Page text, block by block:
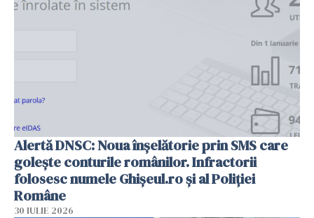
Alertă DNSC: Noua înșelătorie prin SMS care
golește conturile românilor. Infractorii
folosesc numele Ghișeul.ro și al Poliției
Române
30 IULIE 2026